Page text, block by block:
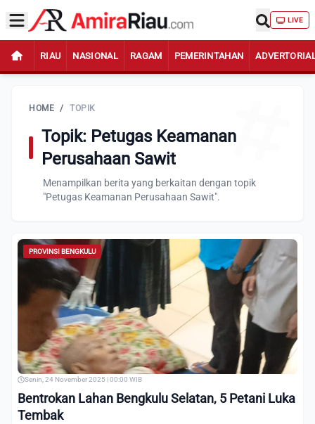
LIVE
RIAU NASIONAL RAGAM PEMERINTAHAN
HOME / TOPIK
Topik: Petugas Keamanan
Perusahaan Sawit
Menampilkan berita yang berkaitan dengan topik
"Petugas Keamanan Perusahaan Sawit".
PROVINSI BENGKULU
Senin, 24 November 2025 | 00:00 WIB
Bentrokan Lahan Bengkulu Selatan, 5 Petani Luka
Tembak